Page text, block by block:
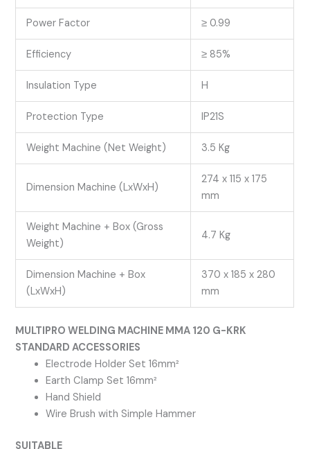
Power Factor ≥ 0.99
Efficiency ≥ 85%
Insulation Type H
Protection Type IP21S
Weight Machine (Net Weight) 3.5 Kg
Dimension Machine (LxWxH)
274 x 115 x 175
mm
Weight Machine + Box (Gross
Weight)
4.7 Kg
Dimension Machine + Box
(LxWxH)
370 x 185 x 280
mm
MULTIPRO WELDING MACHINE MMA 120 G-KRK
STANDARD ACCESSORIES
Electrode Holder Set 16mm²
Earth Clamp Set 16mm²
Hand Shield
Wire Brush with Simple Hammer
SUITABLE